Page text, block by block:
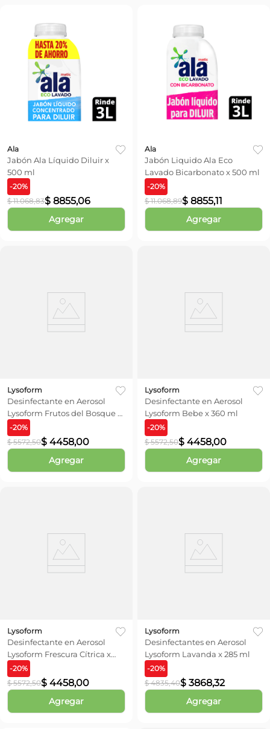
Ala
Jabón Ala Líquido Diluir x
500 ml
-20%
$ 11.068,83$ 8855,06
Agregar
Ala
Jabón Liquido Ala Eco
Lavado Bicarbonato x 500 ml
-20%
$ 11.068,89$ 8855,11
Agregar
Lysoform
Desinfectante en Aerosol
Lysoform Frutos del Bosque x
360 ml
-20%
$ 5572,50$ 4458,00
Agregar
Lysoform
Desinfectante en Aerosol
Lysoform Bebe x 360 ml
-20%
$ 5572,50$ 4458,00
Agregar
Lysoform
Desinfectante en Aerosol
Lysoform Frescura Cítrica x
360 cc
-20%
$ 5572,50$ 4458,00
Agregar
Lysoform
Desinfectantes en Aerosol
Lysoform Lavanda x 285 ml
-20%
$ 4835,40$ 3868,32
Agregar